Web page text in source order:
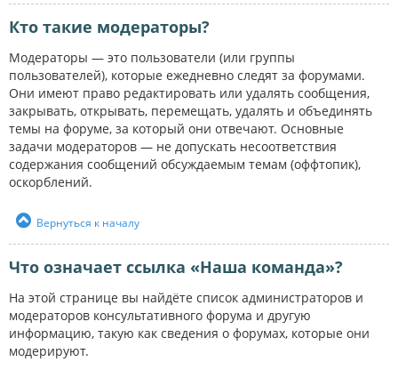
Кто такие модераторы?
Модераторы — это пользователи (или группы
пользователей), которые ежедневно следят за форумами.
Они имеют право редактировать или удалять сообщения,
закрывать, открывать, перемещать, удалять и объединять
темы на форуме, за который они отвечают. Основные
задачи модераторов — не допускать несоответствия
содержания сообщений обсуждаемым темам (оффтопик),
оскорблений.
Вернуться к началу
Что означает ссылка «Наша команда»?
На этой странице вы найдёте список администраторов и
модераторов консультативного форума и другую
информацию, такую как сведения о форумах, которые они
модерируют.